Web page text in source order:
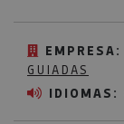
EMPRESA:
GUIADAS
IDIOMAS: